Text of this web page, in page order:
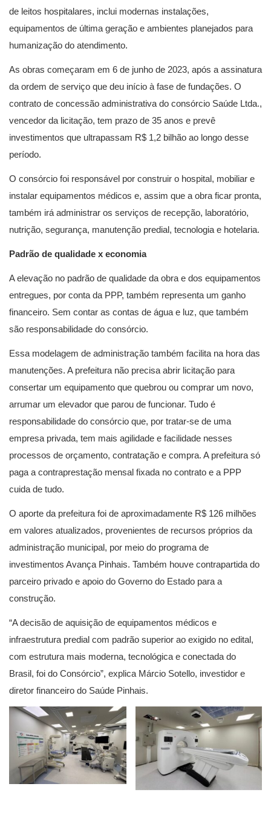
de leitos hospitalares, inclui modernas instalações,
equipamentos de última geração e ambientes planejados para
humanização do atendimento.
As obras começaram em 6 de junho de 2023, após a assinatura
da ordem de serviço que deu início à fase de fundações. O
contrato de concessão administrativa do consórcio Saúde Ltda.,
vencedor da licitação, tem prazo de 35 anos e prevê
investimentos que ultrapassam R$ 1,2 bilhão ao longo desse
período.
O consórcio foi responsável por construir o hospital, mobiliar e
instalar equipamentos médicos e, assim que a obra ficar pronta,
também irá administrar os serviços de recepção, laboratório,
nutrição, segurança, manutenção predial, tecnologia e hotelaria.
Padrão de qualidade x economia
A elevação no padrão de qualidade da obra e dos equipamentos
entregues, por conta da PPP, também representa um ganho
financeiro. Sem contar as contas de água e luz, que também
são responsabilidade do consórcio.
Essa modelagem de administração também facilita na hora das
manutenções. A prefeitura não precisa abrir licitação para
consertar um equipamento que quebrou ou comprar um novo,
arrumar um elevador que parou de funcionar. Tudo é
responsabilidade do consórcio que, por tratar-se de uma
empresa privada, tem mais agilidade e facilidade nesses
processos de orçamento, contratação e compra. A prefeitura só
paga a contraprestação mensal fixada no contrato e a PPP
cuida de tudo.
O aporte da prefeitura foi de aproximadamente R$ 126 milhões
em valores atualizados, provenientes de recursos próprios da
administração municipal, por meio do programa de
investimentos Avança Pinhais. Também houve contrapartida do
parceiro privado e apoio do Governo do Estado para a
construção.
“A decisão de aquisição de equipamentos médicos e
infraestrutura predial com padrão superior ao exigido no edital,
com estrutura mais moderna, tecnológica e conectada do
Brasil, foi do Consórcio”, explica Márcio Sotello, investidor e
diretor financeiro do Saúde Pinhais.